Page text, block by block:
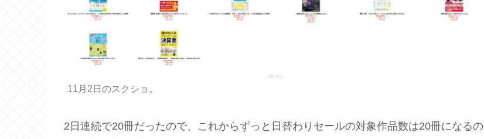
11月2日のスクショ。
2日連続で20冊だったので、これからずっと日替わりセールの対象作品数は20冊になるの